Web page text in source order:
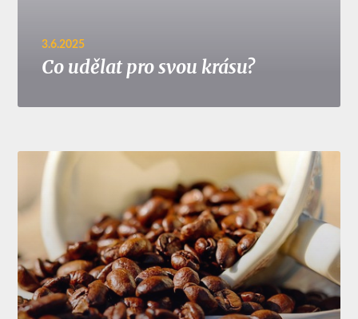
3.6.2025
Co udělat pro svou krásu?